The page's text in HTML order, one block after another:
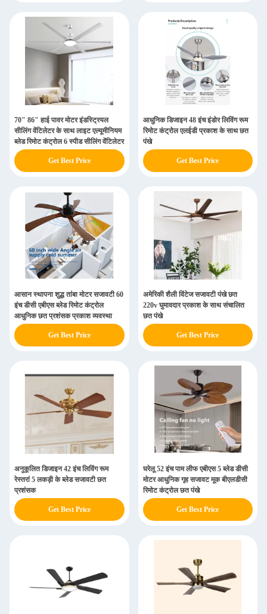
70" 86" हाई पावर मोटर इंडस्ट्रियल
सीलिंग वेंटिलेटर के साथ लाइट एल्यूमीनियम
ब्लेड रिमोट कंट्रोल 6 स्पीड सीलिंग वेंटिलेटर
Get Best Price
आधुनिक डिजाइन 48 इंच इंडोर लिविंग रूम
रिमोट कंट्रोल एलईडी प्रकाश के साथ छत
पंखे
Get Best Price
आसान स्थापना शुद्ध तांबा मोटर सजावटी 60
इंच डीसी एबीएस ब्लेड रिमोट कंट्रोल
आधुनिक छत प्रशंसक प्रकाश व्यवस्था
Get Best Price
अमेरिकी शैली विंटेज सजावटी पंखे छत
220v घुमावदार प्रकाश के साथ संचालित
छत पंखे
Get Best Price
अनुकूलित डिजाइन 42 इंच लिविंग रूम
रेस्तरां 5 लकड़ी के ब्लेड सजावटी छत
प्रशंसक
Get Best Price
घरेलू 52 इंच पाम लीफ एबीएस 5 ब्लेड डीसी
मोटर आधुनिक गृह सजावट मूक बीएलडीसी
रिमोट कंट्रोल छत पंखे
Get Best Price